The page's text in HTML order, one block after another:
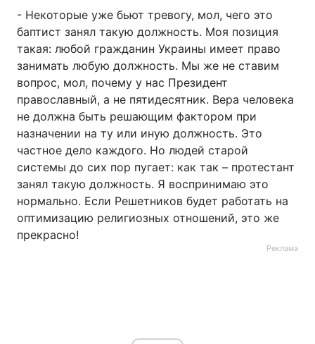
- Некоторые уже бьют тревогу, мол, чего это
баптист занял такую должность. Моя позиция
такая: любой гражданин Украины имеет право
занимать любую должность. Мы же не ставим
вопрос, мол, почему у нас Президент
православный, а не пятидесятник. Вера человека
не должна быть решающим фактором при
назначении на ту или иную должность. Это
частное дело каждого. Но людей старой
системы до сих пор пугает: как так – протестант
занял такую должность. Я воспринимаю это
нормально. Если Решетников будет работать на
оптимизацию религиозных отношений, это же
прекрасно!
Реклама